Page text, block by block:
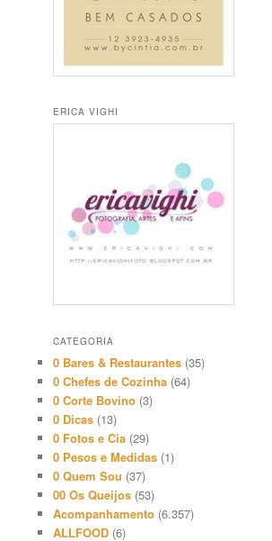
ERICA VIGHI
CATEGORIA
0 Bares & Restaurantes (35)
0 Chefes de Cozinha (64)
0 Corte Bovino (3)
0 Dicas (13)
0 Fotos e Cia (29)
0 Pesos e Medidas (1)
0 Quem Sou (37)
00 Os Queijos (53)
Acompanhamento (6.357)
ALLFOOD (6)